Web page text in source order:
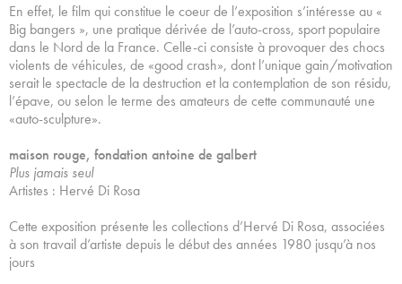
En effet, le film qui constitue le coeur de l’exposition s’intéresse au «
Big bangers », une pratique dérivée de l’auto-cross, sport populaire
dans le Nord de la France. Celle-ci consiste à provoquer des chocs
violents de véhicules, de «good crash», dont l’unique gain/motivation
serait le spectacle de la destruction et la contemplation de son résidu,
l’épave, ou selon le terme des amateurs de cette communauté une
«auto-sculpture».
maison rouge, fondation antoine de galbert
Plus jamais seul
Artistes : Hervé Di Rosa
Cette exposition présente les collections d’Hervé Di Rosa, associées
à son travail d’artiste depuis le début des années 1980 jusqu’à nos
jours